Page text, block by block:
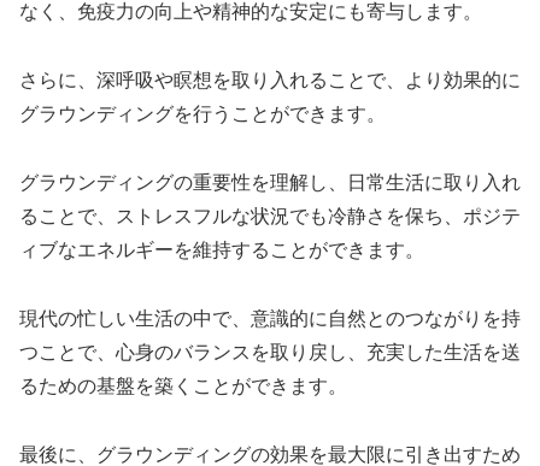
なく、免疫力の向上や精神的な安定にも寄与します。
さらに、深呼吸や瞑想を取り入れることで、より効果的に
グラウンディングを行うことができます。
グラウンディングの重要性を理解し、日常生活に取り入れ
ることで、ストレスフルな状況でも冷静さを保ち、ポジテ
ィブなエネルギーを維持することができます。
現代の忙しい生活の中で、意識的に自然とのつながりを持
つことで、心身のバランスを取り戻し、充実した生活を送
るための基盤を築くことができます。
最後に、グラウンディングの効果を最大限に引き出すため